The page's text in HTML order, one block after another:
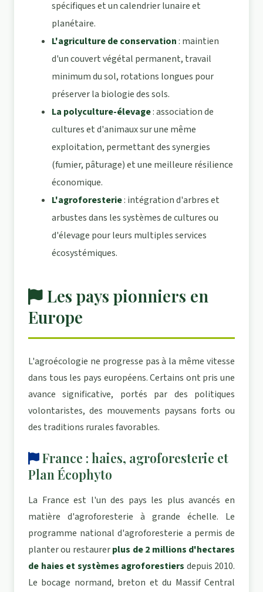
spécifiques et un calendrier lunaire et
planétaire.
L'agriculture de conservation: maintien
d'un couvert végétal permanent, travail
minimum du sol, rotations longues pour
préserver la biologie des sols.
La polyculture-élevage: association de
cultures et d'animaux sur une même
exploitation, permettant des synergies
(fumier, pâturage) et une meilleure résilience
économique.
L'agroforesterie: intégration d'arbres et
arbustes dans les systèmes de cultures ou
d'élevage pour leurs multiples services
écosystémiques.
Les pays pionniers en
Europe
L'agroécologie ne progresse pas à la même vitesse
dans tous les pays européens. Certains ont pris une
avance significative, portés par des politiques
volontaristes, des mouvements paysans forts ou
des traditions rurales favorables.
France : haies, agroforesterie et
Plan Écophyto
La France est l'un des pays les plus avancés en
matière d'agroforesterie à grande échelle. Le
programme national d'agroforesterie a permis de
planter ou restaurerplus de 2 millions d'hectares
de haies et systèmes agroforestiers depuis 2010.
Le bocage normand, breton et du Massif Central